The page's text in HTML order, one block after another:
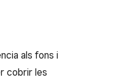
als fons i
cobrir les